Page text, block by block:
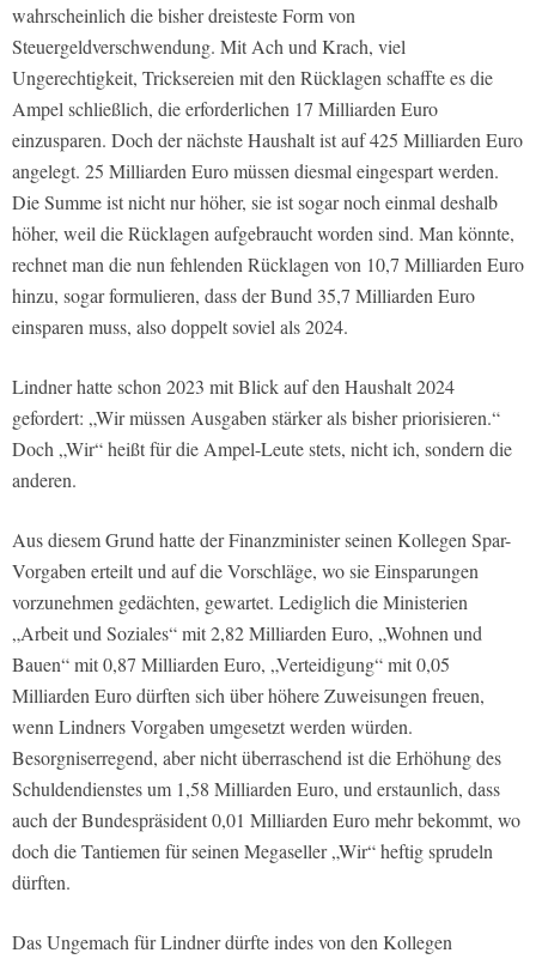
wahrscheinlich die bisher dreisteste Form von
Steuergeldverschwendung. Mit Ach und Krach, viel
Ungerechtigkeit, Tricksereien mit den Rücklagen schaffte es die
Ampel schließlich, die erforderlichen 17 Milliarden Euro
einzusparen. Doch der nächste Haushalt ist auf 425 Milliarden Euro
angelegt. 25 Milliarden Euro müssen diesmal eingespart werden.
Die Summe ist nicht nur höher, sie ist sogar noch einmal deshalb
höher, weil die Rücklagen aufgebraucht worden sind. Man könnte,
rechnet man die nun fehlenden Rücklagen von 10,7 Milliarden Euro
hinzu, sogar formulieren, dass der Bund 35,7 Milliarden Euro
einsparen muss, also doppelt soviel als 2024.
Lindner hatte schon 2023 mit Blick auf den Haushalt 2024
gefordert: „Wir müssen Ausgaben stärker als bisher priorisieren.“
Doch „Wir“ heißt für die Ampel-Leute stets, nicht ich, sondern die
anderen.
Aus diesem Grund hatte der Finanzminister seinen Kollegen Spar-
Vorgaben erteilt und auf die Vorschläge, wo sie Einsparungen
vorzunehmen gedächten, gewartet. Lediglich die Ministerien
„Arbeit und Soziales“ mit 2,82 Milliarden Euro, „Wohnen und
Bauen“ mit 0,87 Milliarden Euro, „Verteidigung“ mit 0,05
Milliarden Euro dürften sich über höhere Zuweisungen freuen,
wenn Lindners Vorgaben umgesetzt werden würden.
Besorgniserregend, aber nicht überraschend ist die Erhöhung des
Schuldendienstes um 1,58 Milliarden Euro, und erstaunlich, dass
auch der Bundespräsident 0,01 Milliarden Euro mehr bekommt, wo
doch die Tantiemen für seinen Megaseller „Wir“ heftig sprudeln
dürften.
Das Ungemach für Lindner dürfte indes von den Kollegen